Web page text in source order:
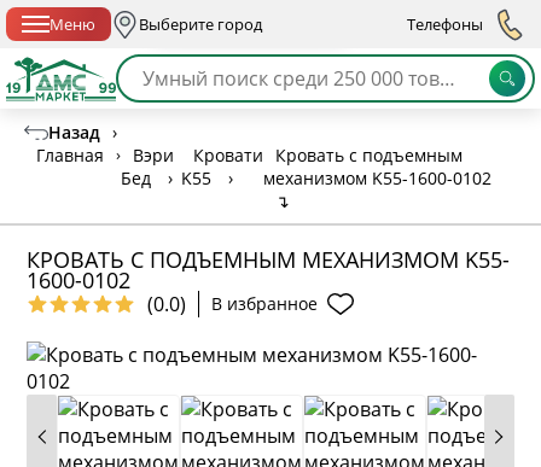
Меню Выберите город Телефоны
Назад ›
Главная
›
Вэри
Бед
›
Кровати
K55
›
Кровать с подъемным
механизмом K55-1600-0102
↴
КРОВАТЬ С ПОДЪЕМНЫМ МЕХАНИЗМОМ K55-
1600-0102
(0.0) В избранное